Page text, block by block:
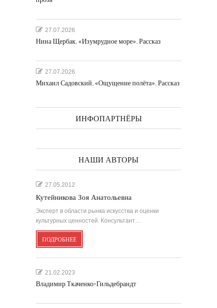
27.07.2026
Нина Щербак. «Изумрудное море». Рассказ
27.07.2026
Михаил Садовский. «Ощущение полёта». Рассказ
ИНФОПАРТНЁРЫ
НАШИ АВТОРЫ
27.05.2012
Кутейникова Зоя Анатольевна
Эксперт в области рынка искусства и оценки
культурных ценностей. Консультант…
ПОДРОБНЕЕ
21.02.2023
Владимир Ткаченко-Гильдебрандт